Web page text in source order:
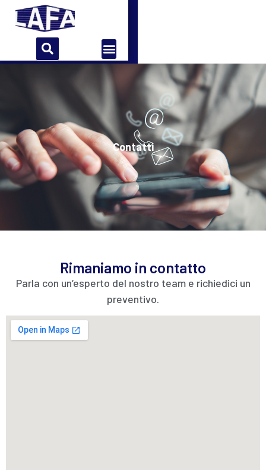
Home Azienda
Contatti
Contatti
Rimaniamo in contatto
Parla con un’esperto del nostro team e richiedici un
preventivo.